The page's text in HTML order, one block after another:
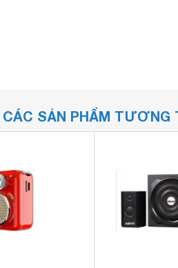
CÁC SẢN PHẨM TƯƠNG